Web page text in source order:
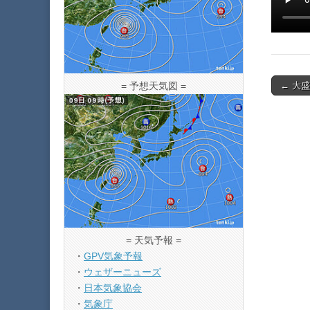
Post← 大
= 予想天気図 =
= 天気予報 =
・ GPV気象予報
・ ウェザーニューズ
・ 日本気象協会
・ 気象庁